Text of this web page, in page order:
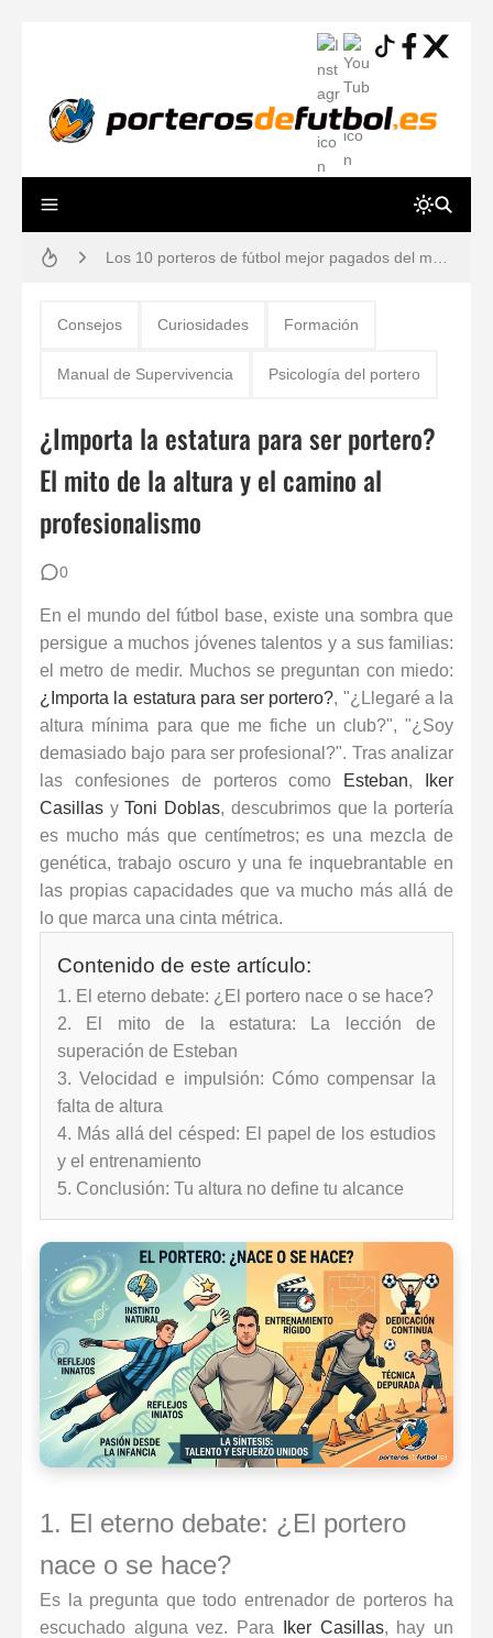
Los 10 porteros de fútbol mejor pagados del mundo en 2026 (Ranking y Sueldos)
¿Por qué los porteros usan el número 13? Historia, mitos y dorsales legendarios
80 ejercicios físicos para porteros de fútbol
Porteros del Mundial 2026: Fichas Técnicas y Análisis
Consejos Curiosidades Formación
Manual de Supervivencia Psicología del portero
¿Importa la estatura para ser portero?
El mito de la altura y el camino al
profesionalismo
0
En el mundo del fútbol base, existe una sombra que
persigue a muchos jóvenes talentos y a sus familias:
el metro de medir. Muchos se preguntan con miedo:
¿Importa la estatura para ser portero?, "¿Llegaré a la
altura mínima para que me fiche un club?", "¿Soy
demasiado bajo para ser profesional?". Tras analizar
las confesiones de porteros como
Esteban,
Iker
Casillas yToni Doblas, descubrimos que la portería
es mucho más que centímetros; es una mezcla de
genética, trabajo oscuro y una fe inquebrantable en
las propias capacidades que va mucho más allá de
lo que marca una cinta métrica.
Contenido de este artículo:
1. El eterno debate: ¿El portero nace o se hace?
2. El mito de la estatura: La lección de
superación de Esteban
3. Velocidad e impulsión: Cómo compensar la
falta de altura
4. Más allá del césped: El papel de los estudios
y el entrenamiento
5. Conclusión: Tu altura no define tu alcance
1. El eterno debate: ¿El portero
nace o se hace?
Es la pregunta que todo entrenador de porteros ha
escuchado alguna vez. Para
Iker Casillas, hay un